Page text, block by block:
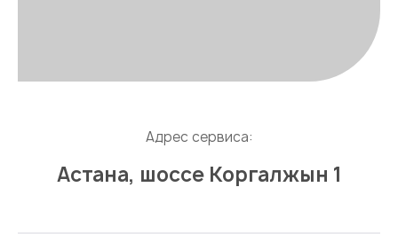
Адрес сервиса:
Астана, шоссе Коргалжын 1